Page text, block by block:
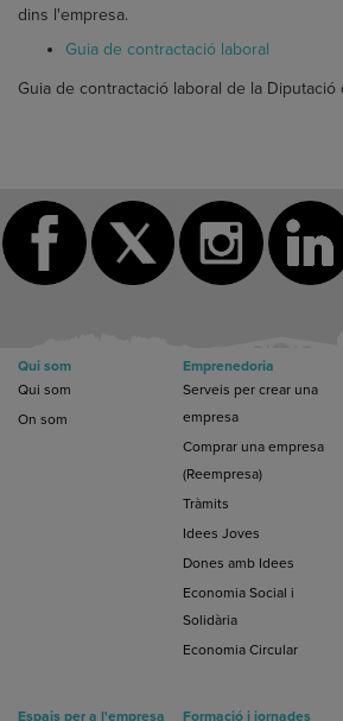
dins l'empresa.
Guia de contractació laboral
Guia de contractació laboral de la Diputació
Qui som
Qui som
On som
Emprenedoria
Serveis per crear una
empresa
Comprar una empresa
(Reempresa)
Tràmits
Idees Joves
Dones amb Idees
Economia Social i
Solidària
Economia Circular
Espais per a l'empresa
Formació i jornades